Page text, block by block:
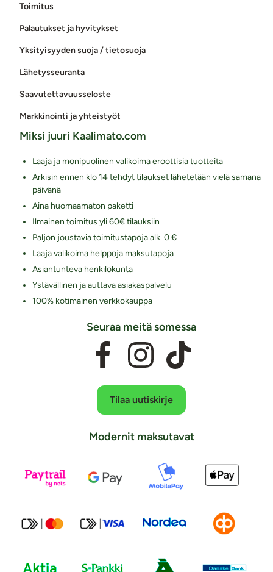
Toimitus
Palautukset ja hyvitykset
Yksityisyyden suoja / tietosuoja
Lähetysseuranta
Saavutettavuusseloste
Markkinointi ja yhteistyöt
Miksi juuri Kaalimato.com
Laaja ja monipuolinen valikoima eroottisia tuotteita
Arkisin ennen klo 14 tehdyt tilaukset lähetetään vielä samana
päivänä
Aina huomaamaton paketti
Ilmainen toimitus yli 60€ tilauksiin
Paljon joustavia toimitustapoja alk. 0 €
Laaja valikoima helppoja maksutapoja
Asiantunteva henkilökunta
Ystävällinen ja auttava asiakaspalvelu
100% kotimainen verkkokauppa
Seuraa meitä somessa
Tilaa uutiskirje
Modernit maksutavat